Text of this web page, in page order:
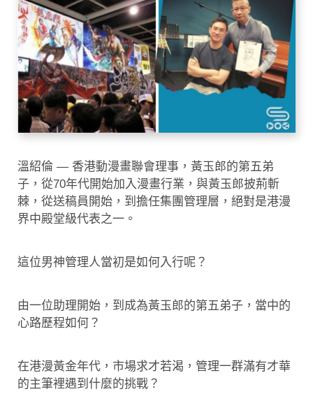
溫紹倫 — 香港動漫畫聯會理事，黃玉郎的第五弟
子，從70年代開始加入漫畫行業，與黃玉郎披荊斬
棘，從送稿員開始，到擔任集團管理層，絕對是港漫
界中殿堂級代表之一。
這位男神管理人當初是如何入行呢？
由一位助理開始，到成為黃玉郎的第五弟子，當中的
心路歷程如何？
在港漫黃金年代，市場求才若渴，管理一群滿有才華
的主筆裡遇到什麼的挑戰？